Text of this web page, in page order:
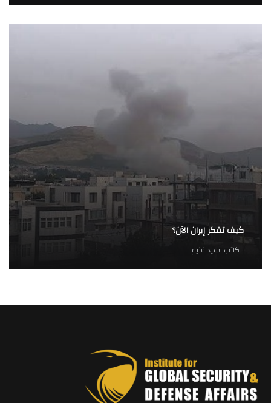
كيف تفكر إيران الآن؟
الكاتب :سيد غنيم